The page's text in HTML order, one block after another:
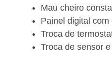
Mau cheiro
Painel digital com
Troca de
Troca de sensor